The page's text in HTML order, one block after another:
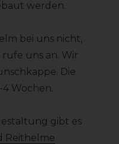
werden.
bei uns nicht,
uns an. Wir
Die
Wochen.
gibt es
Reithelme